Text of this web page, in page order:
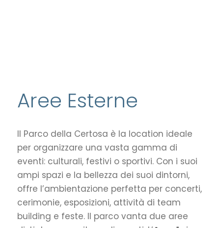
Aree Esterne
Il Parco della Certosa è la location ideale
per organizzare una vasta gamma di
eventi: culturali, festivi o sportivi. Con i suoi
ampi spazi e la bellezza dei suoi dintorni,
offre l’ambientazione perfetta per concerti,
cerimonie, esposizioni, attività di team
building e feste. Il parco vanta due aree